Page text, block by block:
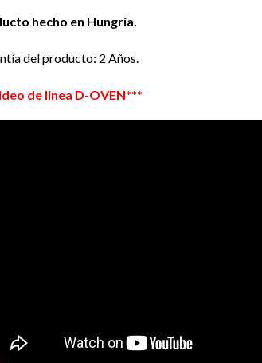
hecho en Hungría.
del producto: 2 Años.
de linea D-OVEN***